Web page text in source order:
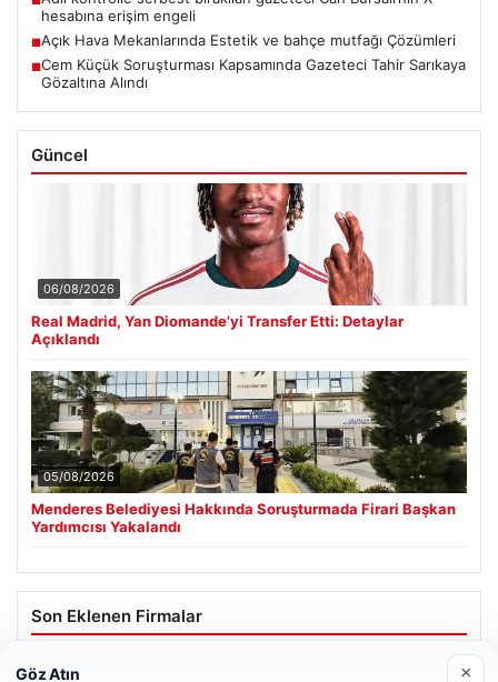
hesabına erişim engeli
■Açık Hava Mekanlarında Estetik ve bahçe mutfağı Çözümleri
■Cem Küçük Soruşturması Kapsamında Gazeteci Tahir Sarıkaya
Gözaltına Alındı
Güncel
06/08/2026
Real Madrid, Yan Diomande’yi Transfer Etti: Detaylar
Açıklandı
05/08/2026
Menderes Belediyesi Hakkında Soruşturmada Firari Başkan
Yardımcısı Yakalandı
Son Eklenen Firmalar
Göz Atın ×